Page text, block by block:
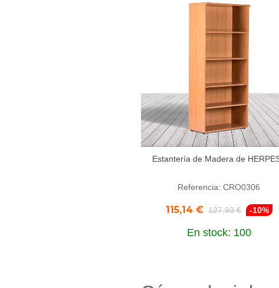
Añadir al carrito
Estantería de Madera de
Referencia: CRO0306
115,14 € 127,93 € -10%
En stock: 100